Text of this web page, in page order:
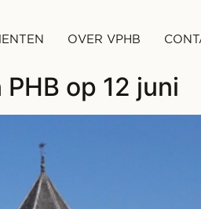
OVER VPHB
op 12 juni